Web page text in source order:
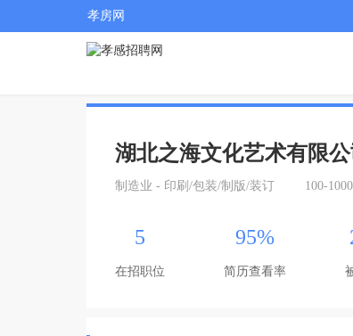
孝房网
湖北之海文化艺术有限公
制造业 - 印刷/包装/制版/装订 100-
5
在招职位
95%
简历查看率